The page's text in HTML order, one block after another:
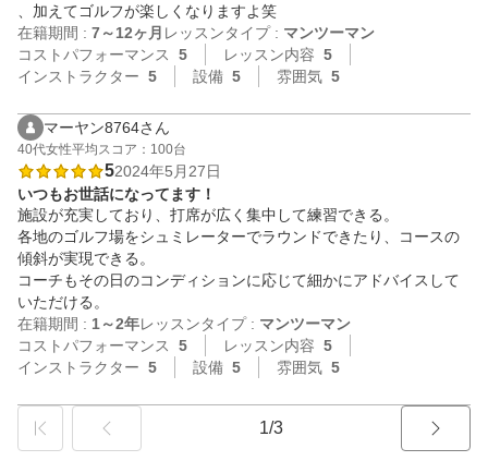
、加えてゴルフが楽しくなりますよ笑
在籍期間 : 7～12ヶ月 レッスンタイプ : マンツーマン
コストパフォーマンス
5 レッスン内容 5
インストラクター 5 設備 5 雰囲気 5
マーヤン8764さん
40代女性平均スコア：100台
52024年5月27日
いつもお世話になってます！
施設が充実しており、打席が広く集中して練習できる。
各地のゴルフ場をシュミレーターでラウンドできたり、コースの
傾斜が実現できる。
コーチもその日のコンディションに応じて細かにアドバイスして
いただける。
在籍期間 : 1～2年レッスンタイプ : マンツーマン
コストパフォーマンス
5 レッスン内容 5
インストラクター 5 設備 5 雰囲気 5
1/3